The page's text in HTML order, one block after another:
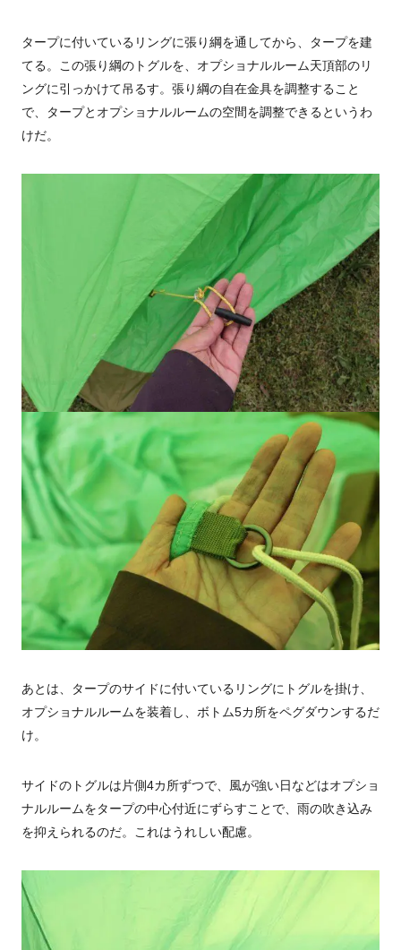
タープに付いているリングに張り綱を通してから、タープを建
てる。この張り綱のトグルを、オプショナルルーム天頂部のリ
ングに引っかけて吊るす。張り綱の自在金具を調整すること
で、タープとオプショナルルームの空間を調整できるというわ
けだ。
あとは、タープのサイドに付いているリングにトグルを掛け、
オプショナルルームを装着し、ボトム5カ所をペグダウンするだ
け。
サイドのトグルは片側4カ所ずつで、風が強い日などはオプショ
ナルルームをタープの中心付近にずらすことで、雨の吹き込み
を抑えられるのだ。これはうれしい配慮。